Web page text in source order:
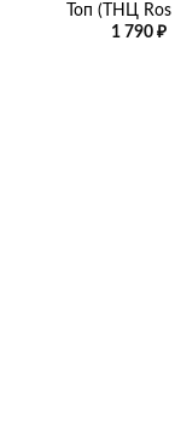
Топ (ТНЦ
1 790 ₽